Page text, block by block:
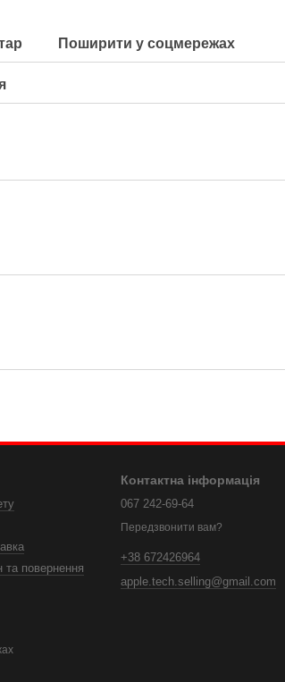
Поширити у соцмережах
та повернення
Контактна інформація
067 242-69-64
Передзвонити вам?
+38 672426964
apple.tech.selling@gmail.com